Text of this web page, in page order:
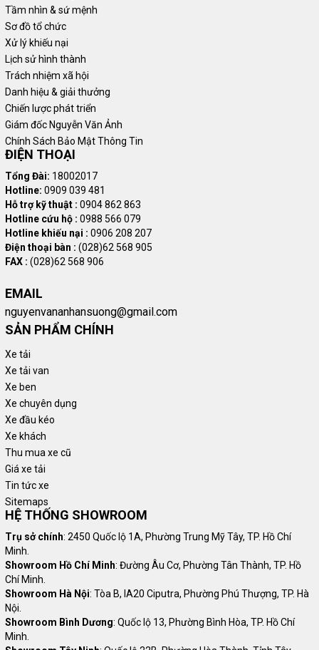
Giới thiệu xe tải thaco
Xe tải THACO được lắp ráp tại nhà máy THACO Chu Lai - Khu
kinh tế mở Chu Lai, tỉnh Quảng Nam, Việt Nam. THACO đã hợp tác
với các thương hiệu xe tải nổi tiếng trên thế giới như Kia (Hàn
Quốc), Fuso (Nhật Bản), Foton (Trung Quốc),... để phân phối và
sản xuất. Dòng xe này đã gia nhập thị trường từ những năm 1997
cho đến nay.
Xe tải Thaco được sản xuất trong nước nên giá thành rẻ hơn so
với các dòng xe tải nhập khẩu, phù hợp với nhiều người. Đồng thời
các sản phẩm của Thaco được sản xuất bằng dây chuyền công
nghệ hiện đại, đảm bảo chất lượng cao và độ bền bỉ, giúp nâng
cao hiệu suất vận tải và nhanh thu hồi vốn.
Phụ tùng xe tải thaco
Hiện nay, phụ tùng dành cho xe tải thaco rất đa dạng, bởi thương
hiệu đang cung cấp nhiều mẫu xe khác nhau, đảm bảo hoạt động
an toàn và ổn định. Sau đây, cùng An Sương điểm qua những phụ
tùng chính trên các bộ phận xe như sau:
Phụ tùng thân vỏ
Trong danh sách phụ tùng thân vỏ, bao gồm mọi thứ chúng ta có
thể dễ dàng nhìn thấy. Không chỉ đảm bảo tính thẩm mỹ của xe
mà còn quan trọng cho tính an toàn và hiệu suất lái, với các bộ
phận:
Cản sau
Gương chiếu hậu
Kính chắn gió
Tầm nhìn & sứ mệnh
Sơ đồ tổ chức
Xử lý khiếu nại
Lịch sử hình thành
Trách nhiệm xã hội
Danh hiệu & giải thưởng
Chiến lược phát triển
Giám đốc Nguyễn Văn Ảnh
Chính Sách Bảo Mật Thông Tin
ĐIỆN THOẠI
Tổng Đài: 18002017
Hotline: 0909 039 481
Hỗ trợ kỹ thuật : 0904 862 863
Hotline cứu hộ : 0988 566 079
Hotline khiếu nại : 0906 208 207
Điện thoại bàn : (028)62 568 905
FAX : (028)62 568 906
EMAIL
nguyenvananhansuong@gmail.com
SẢN PHẨM CHÍNH
Xe tải
Xe tải van
Xe ben
Xe chuyên dụng
Xe đầu kéo
Xe khách
Thu mua xe cũ
Giá xe tải
Tin tức xe
Sitemaps
HỆ THỐNG SHOWROOM
Trụ sở chính: 2450 Quốc lộ 1A, Phường Trung Mỹ Tây, TP. Hồ Chí
Minh.
Showroom Hồ Chí Minh: Đường Âu Cơ, Phường Tân Thành, TP. Hồ
Chí Minh.
Showroom Hà Nội: Tòa B, IA20 Ciputra, Phường Phú Thượng, TP. Hà
Nội.
Showroom Bình Dương: Quốc lộ 13, Phường Bình Hòa, TP. Hồ Chí
Minh.